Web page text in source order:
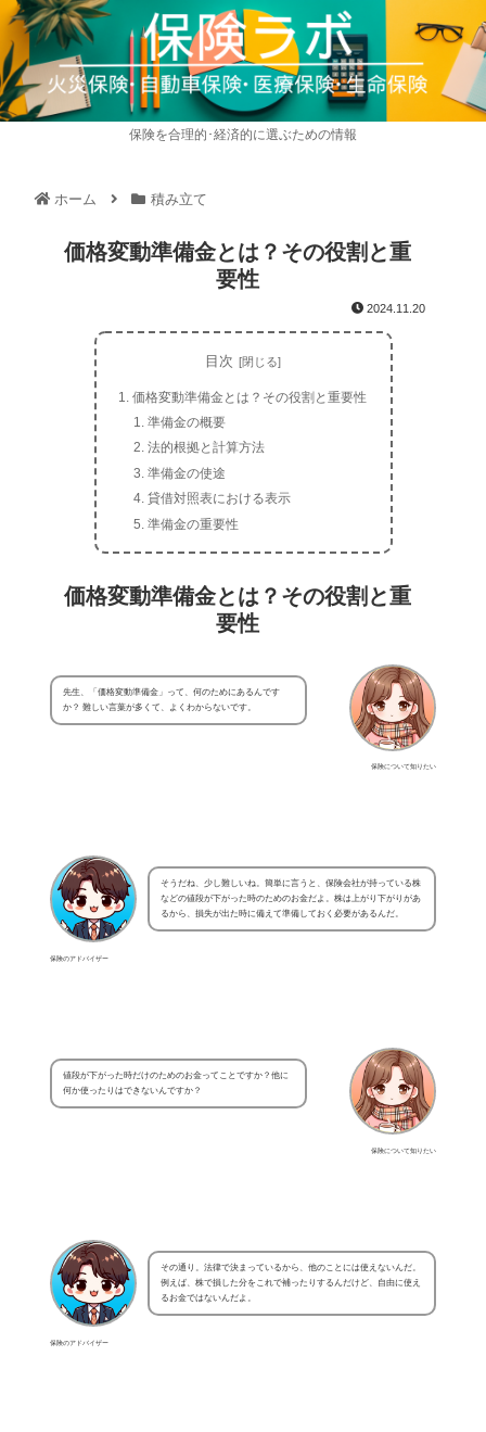
保険を合理的･経済的に選ぶための情報
ホーム 積み立て
価格変動準備金とは？その役割と重
要性
2024.11.20
目次
価格変動準備金とは？その役割と重要性
準備金の概要
法的根拠と計算方法
準備金の使途
貸借対照表における表示
準備金の重要性
価格変動準備金とは？その役割と重
要性
保険について知りたい
先生、「価格変動準備金」って、何のためにあるんです
か？ 難しい言葉が多くて、よくわからないです。
保険のアドバイザー
そうだね、少し難しいね。簡単に言うと、保険会社が持っている株
などの値段が下がった時のためのお金だよ。株は上がり下がりがあ
るから、損失が出た時に備えて準備しておく必要があるんだ。
保険について知りたい
値段が下がった時だけのためのお金ってことですか？他に
何か使ったりはできないんですか？
保険のアドバイザー
その通り。法律で決まっているから、他のことには使えないんだ。
例えば、株で損した分をこれで補ったりするんだけど、自由に使え
るお金ではないんだよ。